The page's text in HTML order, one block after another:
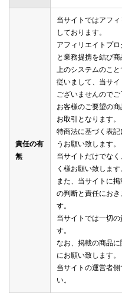
責任の有
無
当サイトではアフ
しております。
アフィリエイトプ
と業務提携を結び
上のシステムのこと
従いまして、当サ
ございませんのでご
お客様のご要望の
お取引となります。
特商法に基づく表
うお願い致します。
当サイトだけでな
く様お願い致します
また、当サイトに
の判断と責任にお
す。
当サイトでは一切
す。
なお、掲載の商品
にお願い致します。
当サイトの運営者
い。